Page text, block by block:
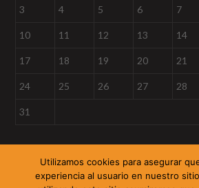
3 4 5 6 7
10 11 12 13 14
17 18 19 20 21
24 25 26 27 28
31
Utilizamos cookies para asegurar
experiencia al usuario en nuestro